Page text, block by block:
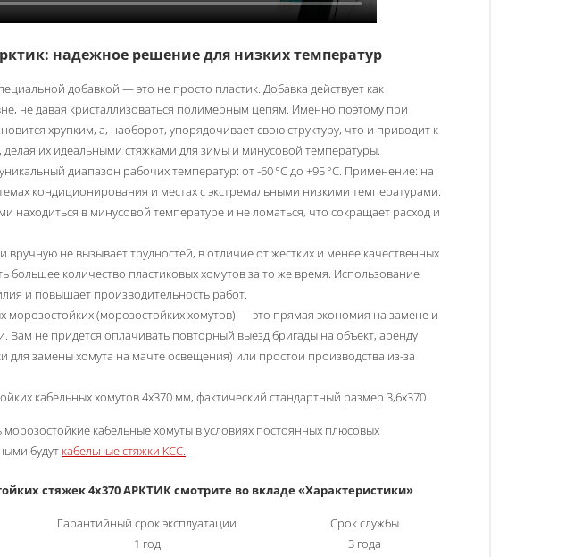
надежное решение для низких температур
добавкой — это не просто пластик. Добавка действует как
не давая кристаллизоваться полимерным цепям. Именно поэтому при
хрупким, а, наоборот, упорядочивает свою структуру, что и приводит к
их идеальными стяжками для зимы и минусовой температуры.
диапазон рабочих температур: от -60 °C до +95 °C. Применение: на
кондиционирования и местах с экстремальными низкими температурами.
находиться в минусовой температуре и не ломаться, что сокращает расход и
не вызывает трудностей, в отличие от жестких и менее качественных
большее количество пластиковых хомутов за то же время. Использование
и повышает производительность работ.
морозостойких (морозостойких хомутов) — это прямая экономия на замене и
не придется оплачивать повторный выезд бригады на объект, аренду
для замены хомута на мачте освещения) или простои производства из-за
кабельных хомутов4х370 мм, фактический стандартный размер 3,6х370.
кабельные хомуты в условиях постоянных плюсовых
будут кабельные стяжки КСС.
стяжек 4х370 АРКТИК смотрите во вкладе «Характеристики»
Гарантийный срок эксплуатации
1 год
Срок службы
3 года